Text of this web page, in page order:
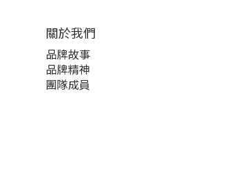
關於我們
品牌故事
品牌精神
團隊成員